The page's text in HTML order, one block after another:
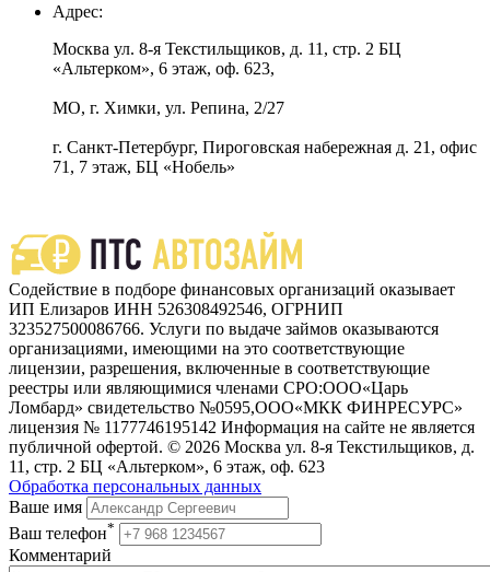
Адрес:
Москва ул. 8-я Текстильщиков, д. 11, стр. 2 БЦ
«Альтерком», 6 этаж, оф. 623,
МО, г. Химки, ул. Репина, 2/27
г. Санкт-Петербург, Пироговская набережная д. 21, офис
71, 7 этаж, БЦ «Нобель»
Содействие в подборе финансовых организаций оказывает
ИП Елизаров ИНН 526308492546, ОГРНИП
323527500086766. Услуги по выдаче займов оказываются
организациями, имеющими на это соответствующие
лицензии, разрешения, включенные в соответствующие
реестры или являющимися членами СРО:ООО«Царь
Ломбард» свидетельство №0595,ООО«МКК ФИНРЕСУРС»
лицензия № 1177746195142 Информация на сайте не является
публичной офертой. © 2026 Москва ул. 8-я Текстильщиков, д.
11, стр. 2 БЦ «Альтерком», 6 этаж, оф. 623
Обработка персональных данных
Ваше имя
Ваш телефон*
Комментарий